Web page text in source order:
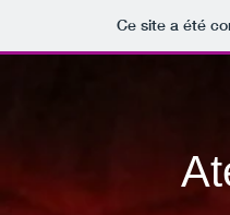
Ce site a été